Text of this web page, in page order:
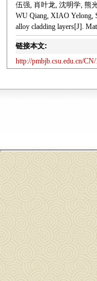
伍强, 肖叶龙, 沈明学, 熊
WU Qiang, XIAO Yelong,
alloy cladding layers[J].
链接本文:
http://pmbjb.csu.edu.cn/